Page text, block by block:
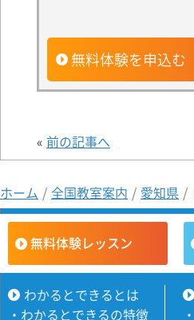
無料体験を申込む
« 前の記事へ
ホーム 全国教室案内 愛知県
無料体験レッスン
わかるとできるとは
・ わかるとできるの特徴
・